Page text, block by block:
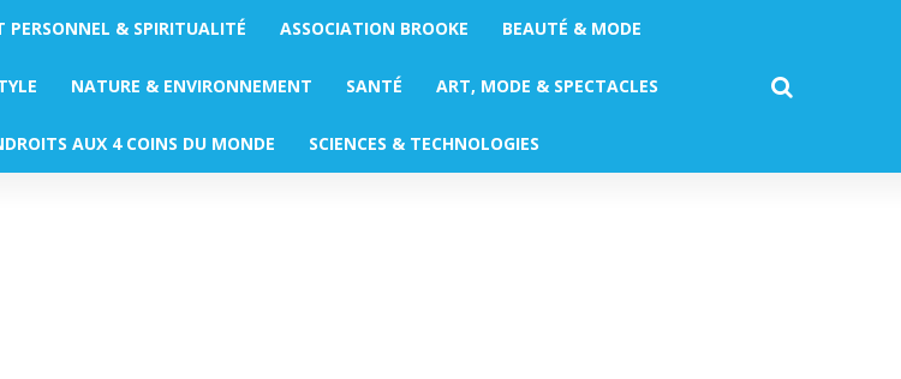
PERSONNEL & SPIRITUALITÉ ASSOCIATION BROOKE BEAUTÉ & MODE
NATURE & ENVIRONNEMENT SANTÉ ART, MODE & SPECTACLES
AUX 4 COINS DU MONDE SCIENCES & TECHNOLOGIES